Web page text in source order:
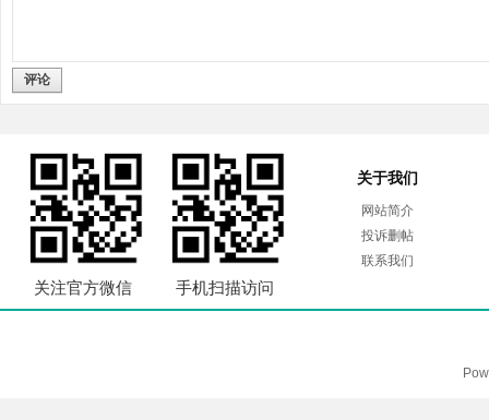
评论
关注官方微信 手机扫描访问
关于我们
网站简介
投诉删帖
联系我们